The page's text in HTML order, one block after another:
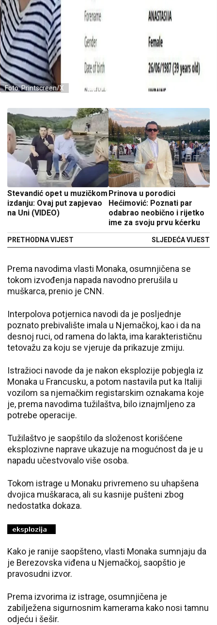
Foto: Printscreen/X
Stevandić opet u muzičkom
izdanju: Ovaj put zapjevao
na Uni (VIDEO)
PRETHODNA VIJEST
Prinova u porodici
Hećimović: Poznati par
odabrao neobično i rijetko
ime za svoju prvu kćerku
SLJEDEĆA VIJEST
Prema navodima vlasti Monaka, osumnjičena se
tokom izvođenja napada navodno prerušila u
muškarca, prenio je CNN.
Interpolova potjernica navodi da je posljednje
poznato prebivalište imala u Njemačkoj, kao i da na
desnoj ruci, od ramena do lakta, ima karakterističnu
tetovažu za koju se vjeruje da prikazuje zmiju.
Istražioci navode da je nakon eksplozije pobjegla iz
Monaka u Francusku, a potom nastavila put ka Italiji
vozilom sa njemačkim registarskim oznakama koje
je, prema navodima tužilaštva, bilo iznajmljeno za
potrebe operacije.
Tužilaštvo je saopštilo da složenost korišćene
eksplozivne naprave ukazuje na mogućnost da je u
napadu učestvovalo više osoba.
Tokom istrage u Monaku privremeno su uhapšena
dvojica muškaraca, ali su kasnije pušteni zbog
nedostatka dokaza.
Kako je ranije saopšteno, vlasti Monaka sumnjaju da
je Berezovska viđena u Njemačkoj, saopštio je
pravosudni izvor.
Prema izvorima iz istrage, osumnjičena je
zabilježena sigurnosnim kamerama kako nosi tamnu
odjeću i šešir.